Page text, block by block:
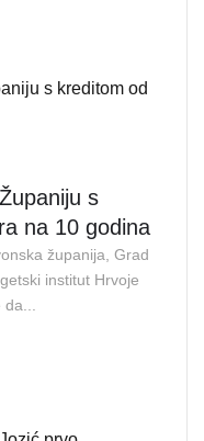
s
na 10 godina
županija, Grad
institut Hrvoje